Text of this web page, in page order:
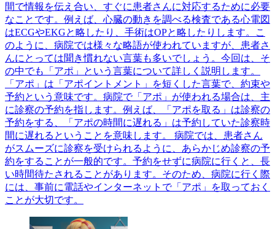
間で情報を伝え合い、すぐに患者さんに対応するために必要
なことです。例えば、心臓の動きを調べる検査である心電図
はECGやEKGと略したり、手術はOPと略したりします。こ
のように、病院では様々な略語が使われていますが、患者さ
んにとっては聞き慣れない言葉も多いでしょう。今回は、そ
の中でも「アポ」という言葉について詳しく説明します。
「アポ」は「アポイントメント」を短くした言葉で、約束や
予約という意味です。病院で「アポ」が使われる場合は、主
に診察の予約を指します。例えば、「アポを取る」は診察の
予約をする、「アポの時間に遅れる」は予約していた診察時
間に遅れるということを意味します。 病院では、患者さん
がスムーズに診察を受けられるように、あらかじめ診察の予
約をすることが一般的です。予約をせずに病院に行くと、長
い時間待たされることがあります。そのため、病院に行く際
には、事前に電話やインターネットで「アポ」を取っておく
ことが大切です。